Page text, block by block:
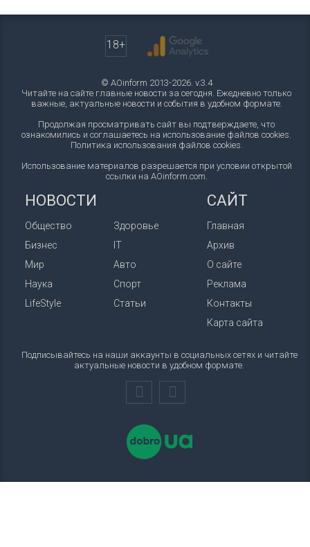
18+
© AOinform 2013-2026. v.3.4
Читайте на сайте главные новости за сегодня. Ежедневно только
важные, актуальные новости и события в удобном формате.
Продолжая просматривать сайт вы подтверждаете, что
ознакомились и соглашаетесь на использование файлов cookies.
Политика использования файлов cookies.
Использование материалов разрешается при условии открытой
ссылки на AOinform.com.
НОВОСТИ
Общество
Бизнес
Мир
Наука
LifeStyle
Здоровье
IT
Авто
Спорт
Статьи
САЙТ
Главная
Архив
О сайте
Реклама
Контакты
Карта сайта
Подписывайтесь на наши аккаунты в социальных сетях и читайте
актуальные новости в удобном формате.